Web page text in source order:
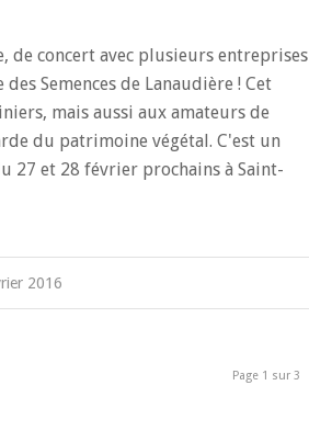
de concert avec plusieurs entreprises
Semences de Lanaudière ! Cet
mais aussi aux amateurs de
du patrimoine végétal. C'est un
27 et 28 février prochains à Saint-
2016
Page 1 sur 3